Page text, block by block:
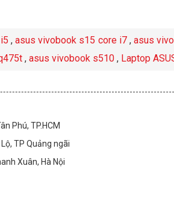
,asus vivobook s15 core i7, asus
, asus vivobook s510 , Laptop
Phú, TP.HCM
TP Quảng ngãi
Xuân, Hà Nội